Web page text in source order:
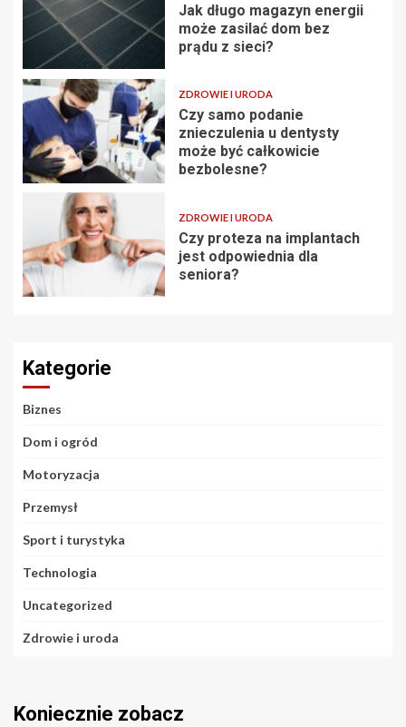
Jak długo magazyn energii
może zasilać dom bez
prądu z sieci?
ZDROWIE I URODA
Czy samo podanie
znieczulenia u dentysty
może być całkowicie
bezbolesne?
ZDROWIE I URODA
Czy proteza na implantach
jest odpowiednia dla
seniora?
Kategorie
Biznes
Dom i ogród
Motoryzacja
Przemysł
Sport i turystyka
Technologia
Uncategorized
Zdrowie i uroda
Koniecznie zobacz